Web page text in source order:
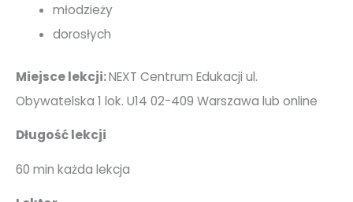
młodzieży
dorosłych
Miejsce lekcji:NEXT Centrum Edukacji ul.
Obywatelska 1 lok. U14 02-409 Warszawa lub online
Długość lekcji
60 min każda lekcja